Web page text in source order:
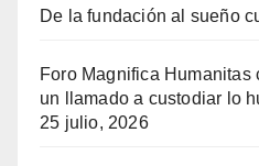
De la fundación al sueño
Foro Magnifica Humanitas
un llamado a custodiar lo
25 julio, 2026